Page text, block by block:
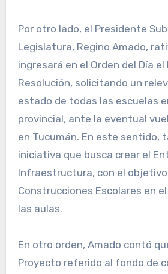
Por otro lado, el Presidente
Legislatura, Regino Amado,
ingresará en el Orden del Día
Resolución, solicitando un
estado de todas las escuelas
provincial, ante la eventual
en Tucumán. En este sentido,
iniciativa que busca crear el
Infraestructura, con el objetivo
Construcciones Escolares en
las aulas.
En otro orden, Amado contó
Proyecto referido al fondo de